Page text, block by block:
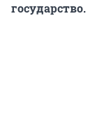
государство.